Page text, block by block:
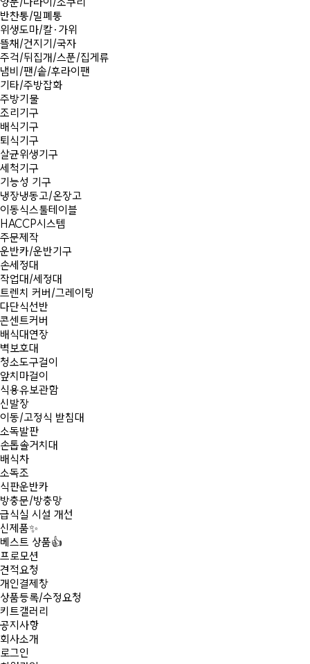
반찬통/밀폐통
위생도마/칼·가위
뜰채/건지기/국자
주걱/뒤집개/스푼/집게류
냄비/팬/솥/후라이팬
기타/주방잡화
주방기물
조리기구
배식기구
퇴식기구
살균위생기구
세척기구
기능성 기구
냉장냉동고/온장고
이동식스툴테이블
HACCP시스템
주문제작
운반카/운반기구
손세정대
작업대/세정대
트렌치 커버/그레이팅
다단식선반
콘센트커버
배식대연장
벽보호대
청소도구걸이
앞치마걸이
식용유보관함
신발장
이동/고정식 받침대
소독발판
손톱솔거치대
배식차
소독조
식판운반카
방충문/방충망
급식실 시설 개선
신제품✨
베스트 상품👍
프로모션
견적요청
개인결제창
상품등록/수정요청
키트갤러리
공지사항
회사소개
로그인